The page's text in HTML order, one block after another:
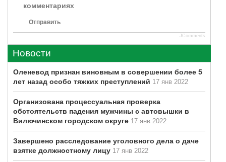
комментариях
Отправить
JComments
Новости
Оленевод признан виновным в совершении более 5
лет назад особо тяжких преступлений 17 янв 2022
Организована процессуальная проверка
обстоятельств падения мужчины с автовышки в
Вилючинском городском округе 17 янв 2022
Завершено расследование уголовного дела о даче
взятке должностному лицу 17 янв 2022